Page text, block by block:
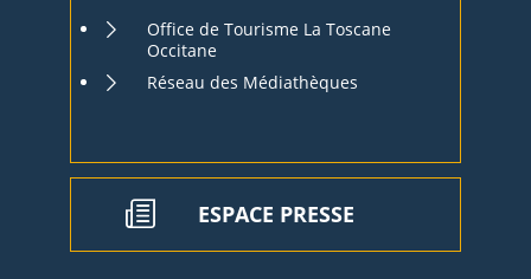
Office de Tourisme La Toscane
Occitane
Réseau des Médiathèques
ESPACE PRESSE